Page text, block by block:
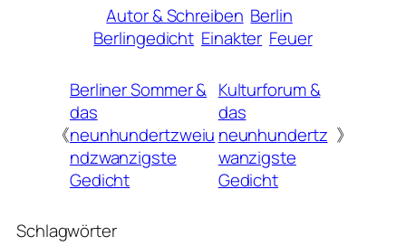
Autor & Schreiben Berlin
Berlingedicht Einakter Feuer
《
Berliner Sommer &
das
neunhundertzweiu
ndzwanzigste
Gedicht
Kulturforum &
das
neunhundertz
wanzigste
Gedicht
》
Schlagwörter